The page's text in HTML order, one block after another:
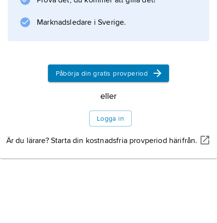
av de yngre
Information om artikeln
Marknadsledare i Sverige.
Påbörja din gratis provperiod
eller
Logga in
Är du lärare? Starta din kostnadsfria provperiod härifrån.